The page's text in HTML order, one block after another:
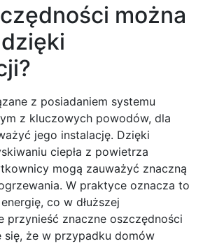
można
z posiadaniem systemu
z kluczowych powodów, dla
jego instalację. Dzięki
ciepła z powietrza
mogą zauważyć znaczną
W praktyce oznacza to
co w dłuższej
przynieść znaczne oszczędności
się, że w przypadku domów